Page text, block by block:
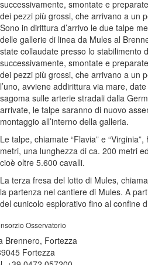
successivamente, smontate e
dei pezzi più grossi, che arrivano a un
Sono in dirittura d’arrivo le due talpe
delle gallerie di linea da Mules al
state collaudate presso lo stabilimento
successivamente, smontate e
dei pezzi più grossi, che arrivano a un
l’uno, avviene addirittura via mare,
sagoma sulle arterie stradali dalla
arrivate, le talpe saranno di nuovo
montaggio all’interno della galleria.
Le talpe, chiamate “Flavia” e
metri, una lunghezza di ca. 200 metri
cioè oltre 5.600 cavalli.
La terza fresa del lotto di Mules,
la partenza nel cantiere di Mules. A
del cunicolo esplorativo fino al confine
Osservatorio
Brennero, Fortezza
Fortezza